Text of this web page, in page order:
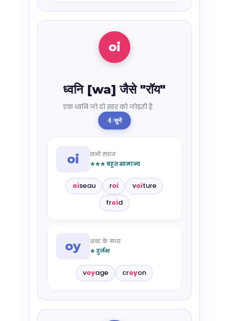
oi
ध्वनि [wa] जैसे "रॉय"
एक ध्वनि जो दो स्वर को जोड़ती है
सुनें
oi
सभी स्थान
★★★ बहुत सामान्य
oiseau roi voiture
froid
oy
शब्द के मध्य
★ दुर्लभ
voyage croyon